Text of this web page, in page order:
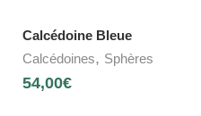
Calcédoine Bleue
Calcédoines, Sphères
54,00€